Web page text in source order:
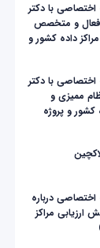
اختصاصی با دکتر
فعال و متخصص
داده کشور و
اختصاصی با دکتر
ممیزی و
کشور و پروژه
اختصاصی درباره
ارزیابی مراکز